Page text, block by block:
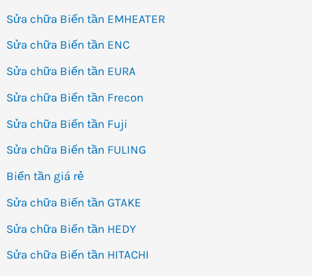
Sửa chữa Biến tần EMHEATER
Sửa chữa Biến tần ENC
Sửa chữa Biến tần EURA
Sửa chữa Biến tần Frecon
Sửa chữa Biến tần Fuji
Sửa chữa Biến tần FULING
Biến tần giá rẻ
Sửa chữa Biến tần GTAKE
Sửa chữa Biến tần HEDY
Sửa chữa Biến tần HITACHI